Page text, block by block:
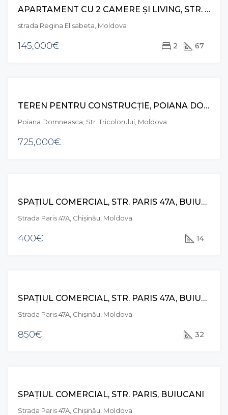
APARTAMENT CU 2 CAMERE ȘI LIVING, STR. REGINA ELISABETA, DURLEȘTI
strada Regina Elisabeta, Moldova
145,000€ 2 67
TEREN PENTRU CONSTRUCȚIE, POIANA DOMNEASCA, DURLEȘTI
Poiana Domneasca, Str. Tricolorului, Moldova
725,000€
SPAȚIUL COMERCIAL, STR. PARIS 47A, BUIUCANI
Strada Paris 47A, Chișinău, Moldova
400€ 14
SPAȚIUL COMERCIAL, STR. PARIS 47A, BUIUCANI
Strada Paris 47A, Chișinău, Moldova
850€ 32
SPAȚIUL COMERCIAL, STR. PARIS, BUIUCANI
Strada Paris 47A, Chișinău, Moldova